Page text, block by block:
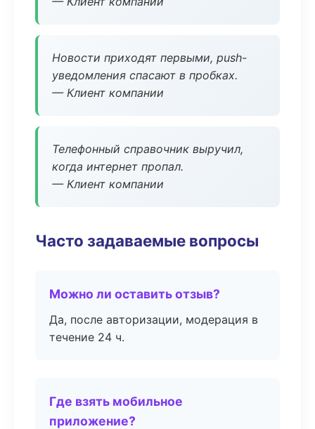
Новости приходят первыми, push-
уведомления спасают в пробках.
— Клиент компании
Телефонный справочник выручил,
когда интернет пропал.
— Клиент компании
Часто задаваемые вопросы
Можно ли оставить отзыв?
Да, после авторизации, модерация в
течение 24 ч.
Где взять мобильное
приложение?